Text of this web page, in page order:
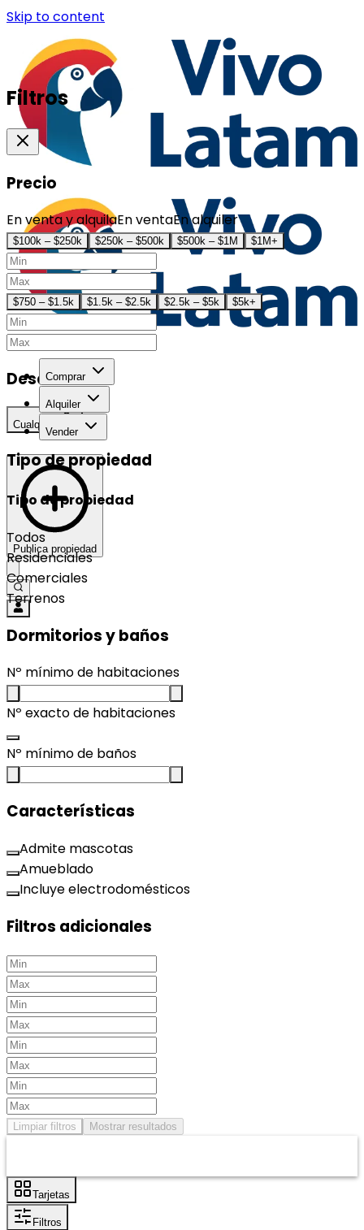
Skip to content
Comprar
Alquiler
Vender
Publica propiedad
Filtros
Precio
En venta y alquilaEn ventaEn alquiler
$100k – $250k $250k – $500k $500k – $1M $1M+
$750 – $1.5k $1.5k – $2.5k $2.5k – $5k $5k+
Desarrollo
Cualquier
Tipo de propiedad
Tipo de propiedad
Todos
Residenciales
Comerciales
Terrenos
Dormitorios y baños
Nº mínimo de habitaciones
Nº exacto de habitaciones
Nº mínimo de baños
Características
Admite mascotas
Amueblado
Incluye electrodomésticos
Filtros adicionales
Limpiar filtros Mostrar resultados
Tarjetas
Filtros